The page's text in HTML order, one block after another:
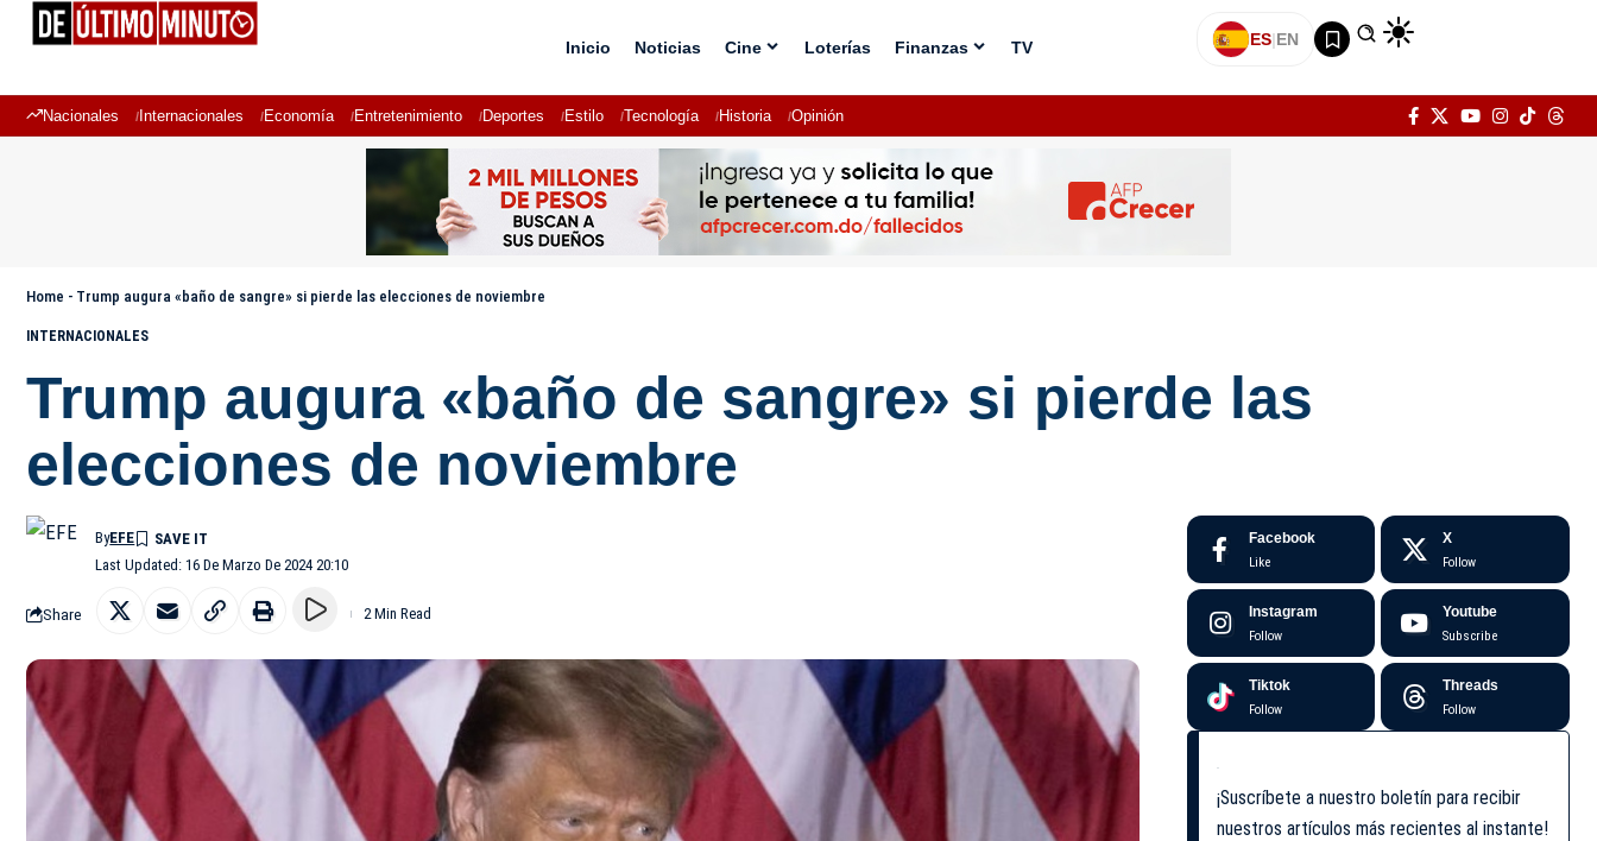
Inicio Noticias Cine Loterías Finanzas TV ES|EN
Nacionales Internacionales Economía Entretenimiento Deportes Estilo Tecnología Historia Opinión
Home - Trump augura «baño de sangre» si pierde las elecciones de noviembre
INTERNACIONALES
Trump augura «baño de sangre» si pierde las
elecciones de noviembre
Last Updated: 16 De Marzo De 2024 20:10
ByEFE
Share 2 Min Read
Facebook
Like
X
Follow
Instagram
Follow
Youtube
Subscribe
Tiktok
Follow
Threads
Follow
¡Suscríbete a nuestro boletín para recibir
nuestros artículos más recientes al instante!